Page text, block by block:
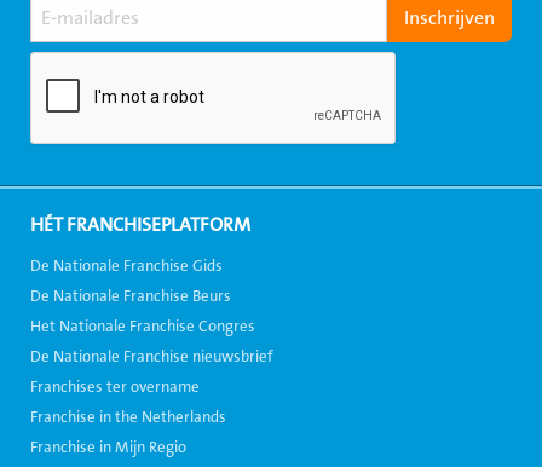
HÉT FRANCHISEPLATFORM
De Nationale Franchise Gids
De Nationale Franchise Beurs
Het Nationale Franchise Congres
De Nationale Franchise nieuwsbrief
Franchises ter overname
Franchise in the Netherlands
Franchise in Mijn Regio